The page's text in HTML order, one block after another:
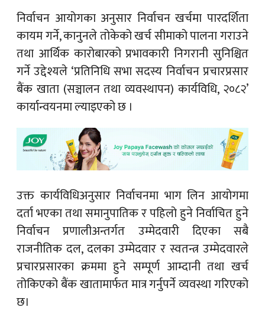
निर्वाचन आयोगका अनुसार निर्वाचन खर्चमा पारदर्शिता
कायम गर्ने, कानुनले तोकेको खर्च सीमाको पालना गराउने
तथा आर्थिक कारोबारको प्रभावकारी निगरानी सुनिश्चित
गर्ने उद्देश्यले ‘प्रतिनिधि सभा सदस्य निर्वाचन प्रचारप्रसार
बैंक खाता (सञ्चालन तथा व्यवस्थापन) कार्यविधि, २०८२’
कार्यान्वयनमा ल्याइएको छ ।
उक्त कार्यविधिअनुसार निर्वाचनमा भाग लिन आयोगमा
दर्ता भएका तथा समानुपातिक र पहिलो हुने निर्वाचित हुने
निर्वाचन प्रणालीअन्तर्गत उम्मेदवारी दिएका सबै
राजनीतिक दल, दलका उम्मेदवार र स्वतन्त्र उम्मेदवारले
प्रचारप्रसारका क्रममा हुने सम्पूर्ण आम्दानी तथा खर्च
तोकिएको बैंक खातामार्फत मात्र गर्नुपर्ने व्यवस्था गरिएको
छ।